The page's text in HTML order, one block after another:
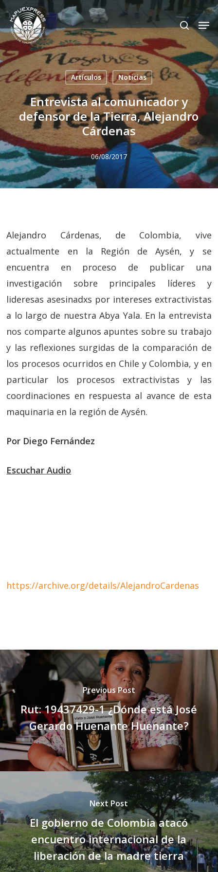
Skip
to
main
content
search
Artículos Noticias
Entrevista al comunicador y
defensor de la Tierra, Alejandro
Cárdenas
06/08/2017
Alejandro Cárdenas, de Colombia, vive
actualmente en la Región de Aysén, y se
encuentra en proceso de publicar una
investigación sobre principales líderes y
lideresas asesinadxs por intereses extractivistas
a lo largo de nuestra Abya Yala. En la entrevista
nos comparte algunos apuntes sobre su trabajo
y las reflexiones surgidas de la comparación de
los procesos ocurridos en Chile y Colombia, y en
particular los procesos extractivistas y las
coordinaciones en respuesta al avance de esta
maquinaria en la región de Aysén.
Por Diego Fernández
Escuchar Audio
https://archive.org/details/AlejandroCardenas
Previous Post
Rut: 19437429-1 ¿Dónde está José
Gerardo Huenante Huenante?
Next Post
El gobierno de Colombia atacó
encuentro internacional de la
liberación de la madre tierra
Close
Menu